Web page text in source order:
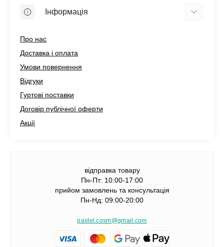
Інформація
Про нас
Доставка і оплата
Умови повернення
Відгуки
Гуртові поставки
Договір публічної оферти
Акції
відправка товару
Пн-Пт: 10:00-17:00
прийом замовлень та консультація
Пн-Нд: 09:00-20:00
pastel.cosm@gmail.com